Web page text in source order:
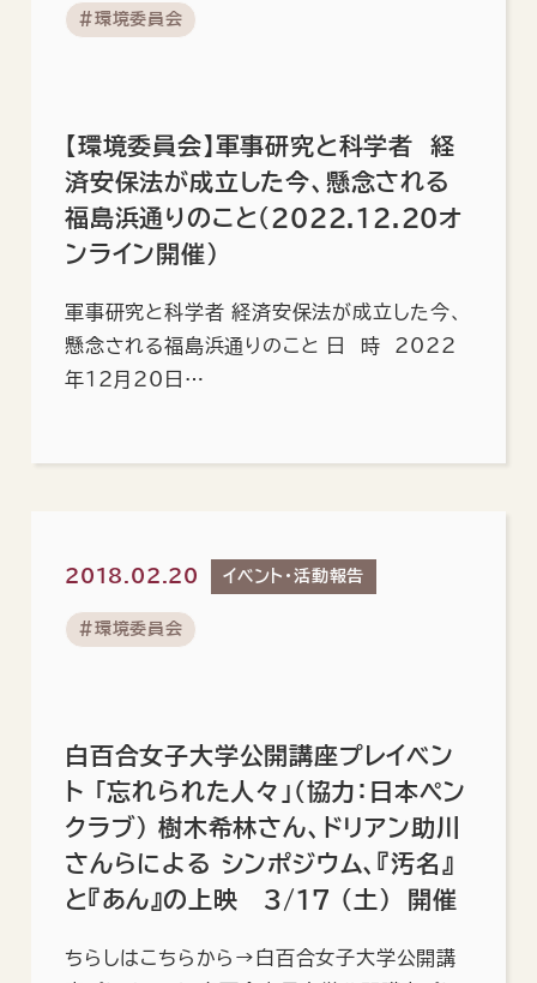
#環境委員会
【環境委員会】軍事研究と科学者 経
済安保法が成立した今、懸念される
福島浜通りのこと（2022.12.20オ
ンライン開催）
軍事研究と科学者 経済安保法が成立した今、
懸念される福島浜通りのこと 日 時 2022
年12月20日…
2018.02.20 イベント・活動報告
#環境委員会
白百合女子大学公開講座プレイベン
ト 「忘れられた人々」（協力：日本ペン
クラブ） 樹木希林さん、ドリアン助川
さんらによる シンポジウム、『汚名』
と『あん』の上映 3/17 (土) 開催
ちらしはこちらから→白百合女子大学公開講